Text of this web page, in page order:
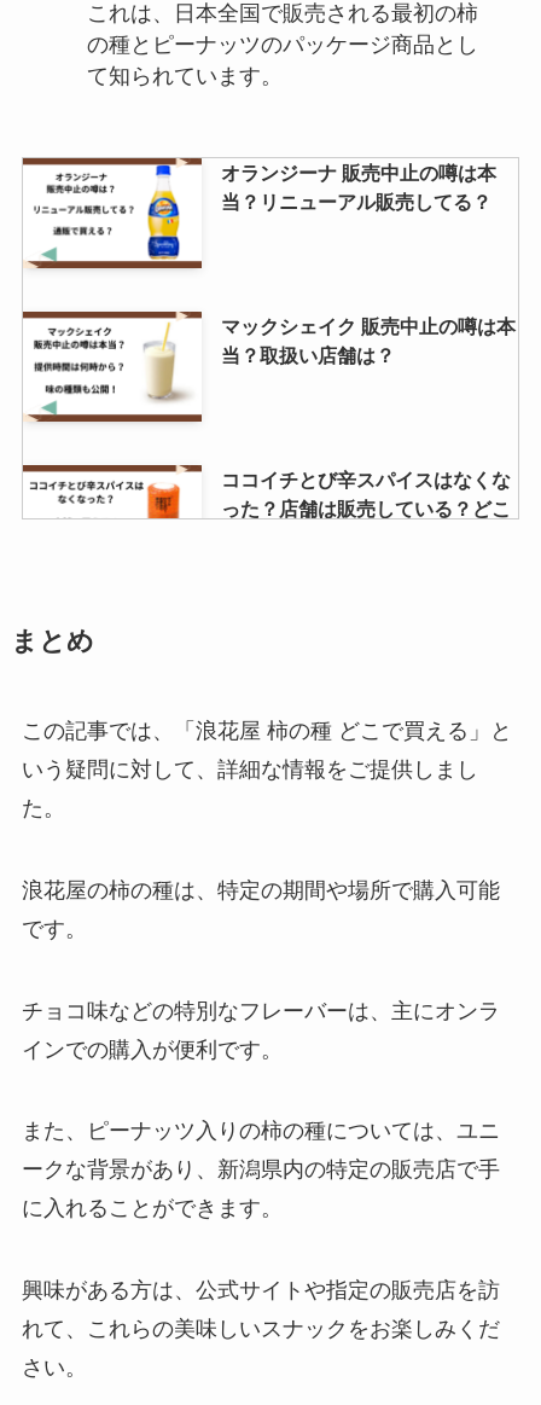
これは、日本全国で販売される最初の柿
の種とピーナッツのパッケージ商品とし
て知られています。
オランジーナ 販売中止の噂は本
当？リニューアル販売してる？
マックシェイク 販売中止の噂は本
当？取扱い店舗は？
ココイチとび辛スパイスはなくな
った？店舗は販売している？どこ
源氏パイ 販売終了？売ってないっ
える？伊勢丹オンラインで売って
能？
どこで売ってる？値段はいくら？
まとめ
この記事では、「浪花屋 柿の種 どこで買える」と
いう疑問に対して、詳細な情報をご提供しまし
た。
浪花屋の柿の種は、特定の期間や場所で購入可能
です。
チョコ味などの特別なフレーバーは、主にオンラ
インでの購入が便利です。
また、ピーナッツ入りの柿の種については、ユニ
ークな背景があり、新潟県内の特定の販売店で手
に入れることができます。
興味がある方は、公式サイトや指定の販売店を訪
れて、これらの美味しいスナックをお楽しみくだ
さい。